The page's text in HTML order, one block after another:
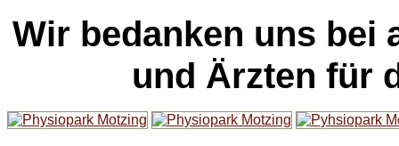
Wir bedanken uns bei
und Ärzten für